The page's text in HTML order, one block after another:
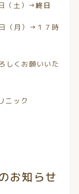
（土）→終日
（月）→１７時
しくお願いいた
ニック
お知らせ